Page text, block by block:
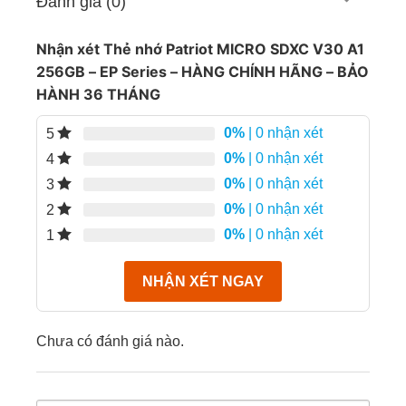
Được thiết kế để bắt kịp theo xu hướng các thiết bị
điện tử nhanh và đạt hiệu suất cao nhất, thẻ nhớ
bạn độ tin cậy và tốc độ mà bạn đang tìm kiếm,
nâng cấp đồng thời bộ nhớ và tốc độ cho thiết bị
Nhận xét Thẻ nhớ Patriot MICRO SDXC V30 A1
256GB – EP Series – HÀNG CHÍNH HÃNG – BẢO
HÀNH 36 THÁNG
5 0% | 0 nhận xét
4
0% | 0 nhận xét
3
0% | 0 nhận xét
2
0% | 0 nhận xét
1
0% | 0 nhận xét
NHẬN XÉT NGAY
Chưa có đánh giá nào.